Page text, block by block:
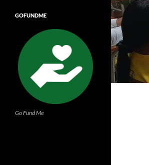
GOFUNDME
Go Fund Me